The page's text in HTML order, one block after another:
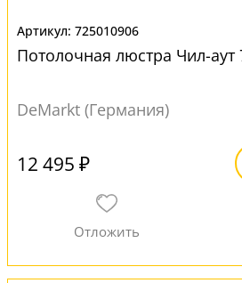
725010906
Потолочная люстра Чил-аут
DeMarkt (Германия)
12 495 ₽